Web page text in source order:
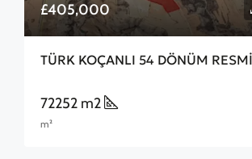
£405,000
TÜRK KOÇANLI 54 DÖNÜM
72252 m2
m²